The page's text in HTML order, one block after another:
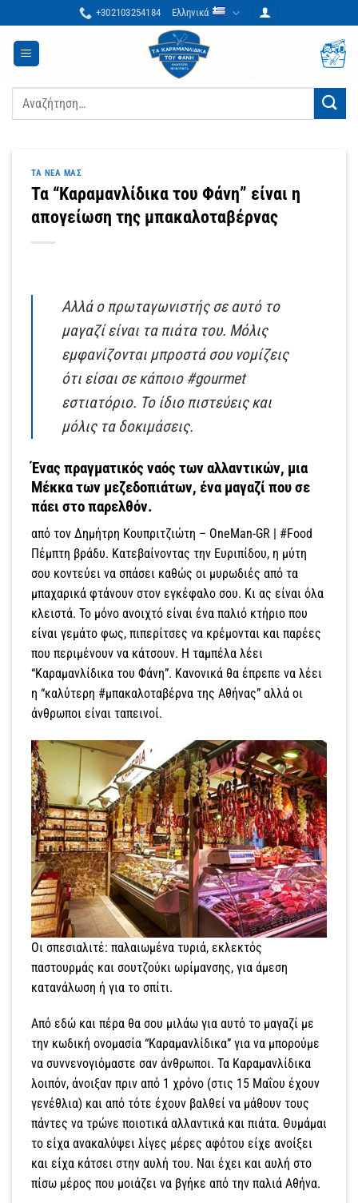
στο
περιεχόμενο
+302103254184 Ελληνικά
Αναζήτηση
ΤΑ ΝΈΑ ΜΑΣ
Τα “Καραμανλίδικα του Φάνη” είναι η
απογείωση της μπακαλοταβέρνας
Αλλά ο πρωταγωνιστής σε αυτό το
μαγαζί είναι τα πιάτα του. Μόλις
εμφανίζονται μπροστά σου νομίζεις
ότι είσαι σε κάποιο #gourmet
εστιατόριο. Το ίδιο πιστεύεις και
μόλις τα δοκιμάσεις.
Ένας πραγματικός ναός των αλλαντικών, μια
Μέκκα των μεζεδοπιάτων, ένα μαγαζί που σε
πάει στο παρελθόν.
από τον Δημήτρη Κουπριτζιώτη – OneMan-GR | #Food
Πέμπτη βράδυ. Κατεβαίνοντας την Ευριπίδου, η μύτη
σου κοντεύει να σπάσει καθώς οι μυρωδιές από τα
μπαχαρικά φτάνουν στον εγκέφαλο σου. Κι ας είναι όλα
κλειστά. Το μόνο ανοιχτό είναι ένα παλιό κτήριο που
είναι γεμάτο φως, πιπερίτσες να κρέμονται και παρέες
που περιμένουν να κάτσουν. Η ταμπέλα λέει
“Καραμανλίδικα του Φάνη”. Κανονικά θα έπρεπε να λέει
η “καλύτερη #μπακαλοταβέρνα της Αθήνας” αλλά οι
άνθρωποι είναι ταπεινοί.
Οι σπεσιαλιτέ: παλαιωμένα τυριά, εκλεκτός
παστουρμάς και σουτζούκι ωρίμανσης, για άμεση
κατανάλωση ή για το σπίτι.
Από εδώ και πέρα θα σου μιλάω για αυτό το μαγαζί με
την κωδική ονομασία “Καραμανλίδικα” για να μπορούμε
να συννενογιόμαστε σαν άνθρωποι. Τα Καραμανλίδικα
λοιπόν, άνοιξαν πριν από 1 χρόνο (στις 15 Μαΐου έχουν
γενέθλια) και από τότε έχουν βαλθεί να μάθουν τους
πάντες να τρώνε ποιοτικά αλλαντικά και πιάτα. Θυμάμαι
το είχα ανακαλύψει λίγες μέρες αφότου είχε ανοίξει
και είχα κάτσει στην αυλή του. Ναι έχει και αυλή στο
πίσω μέρος που μοιάζει να βγήκε από την παλιά Αθήνα.